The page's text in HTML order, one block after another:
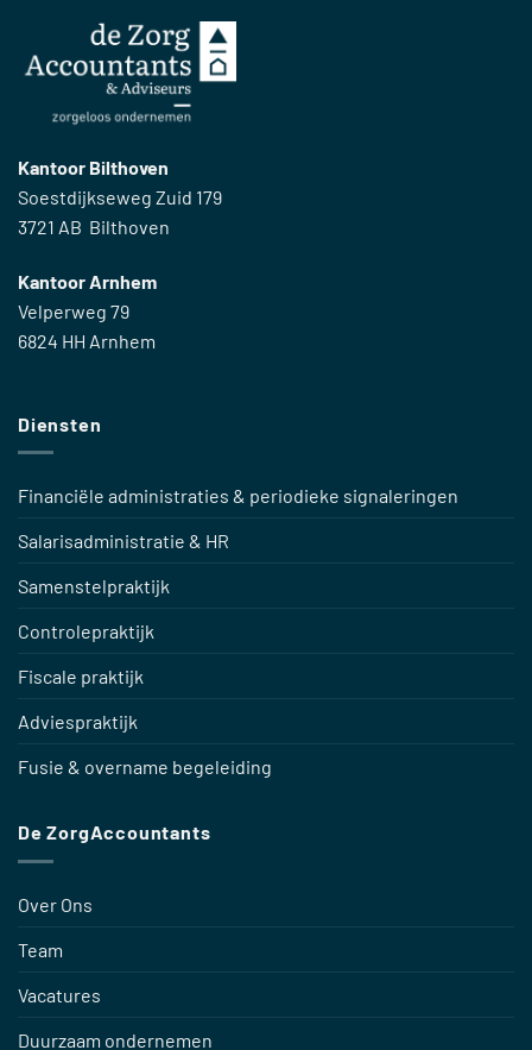
Kantoor Bilthoven
Soestdijkseweg Zuid 179
3721 AB Bilthoven
Kantoor Arnhem
Velperweg 79
6824 HH Arnhem
Diensten
Financiële administraties & periodieke signaleringen
Salarisadministratie & HR
Samenstelpraktijk
Controlepraktijk
Fiscale praktijk
Adviespraktijk
Fusie & overname begeleiding
De ZorgAccountants
Over Ons
Team
Vacatures
Duurzaam ondernemen